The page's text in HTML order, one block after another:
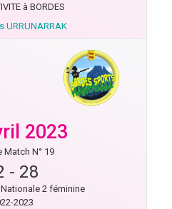
à BORDES
URRUNARRAK
2023
Match N° 19
- 28
Nationale 2 féminine
2023